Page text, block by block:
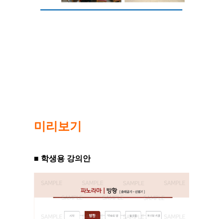
미리보기
■ 학생용 강의안